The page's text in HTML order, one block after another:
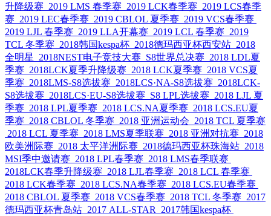
升降级赛 2019 LMS 春季赛 2019 LCK春季赛 2019 LCS春季
赛 2019 LEC春季赛 2019 CBLOL 夏季赛 2019 VCS春季赛
2019 LJL 春季赛 2019 LLA开幕赛 2019 LCL 春季赛 2019
TCL 冬季赛 2018韩国kespa杯 2018德玛西亚杯西安站 2018
全明星
2018NEST电子竞技大赛 S8世界总决赛 2018 LDL夏
季赛 2018LCK夏季升降级赛 2018 LCK夏季赛 2018 VCS夏
季赛 2018LMS-S8选拔赛 2018LCS·NA-S8选拔赛 2018LCK-
S8选拔赛 2018LCS·EU-S8选拔赛 S8 LPL选拔赛 2018 LJL 夏
季赛 2018 LPL夏季赛 2018 LCS.NA夏季赛 2018 LCS.EU夏
季赛 2018 CBLOL 冬季赛 2018 亚洲运动会 2018 TCL 夏季赛
2018 LCL 夏季赛 2018 LMS夏季联赛 2018 亚洲对抗赛 2018
欧美洲际赛 2018 太平洋洲际赛 2018德玛西亚杯珠海站 2018
MSI季中邀请赛 2018 LPL春季赛 2018 LMS春季联赛
2018LCK春季升降级赛 2018 LJL春季赛 2018 LCL 春季赛
2018 LCK春季赛 2018 LCS.NA春季赛 2018 LCS.EU春季赛
2018 CBLOL 夏季赛 2018 VCS春季赛 2018 TCL 冬季赛 2017
德玛西亚杯青岛站 2017 ALL-STAR
2017韩国kespa杯